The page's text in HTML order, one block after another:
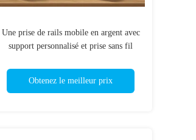
Une prise de rails mobile en argent avec
support personnalisé et prise sans fil
Obtenez le meilleur prix